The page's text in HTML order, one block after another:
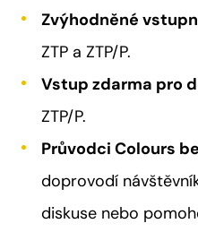
Zvýhodněné
ZTP a ZTP/P.
Vstup zdarma pro
ZTP/P.
Průvodci Colours
doprovodí
diskuse nebo